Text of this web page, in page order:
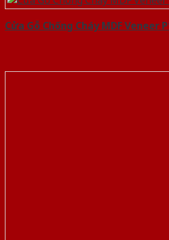
Cửa Gỗ Chống Cháy MDF Veneer